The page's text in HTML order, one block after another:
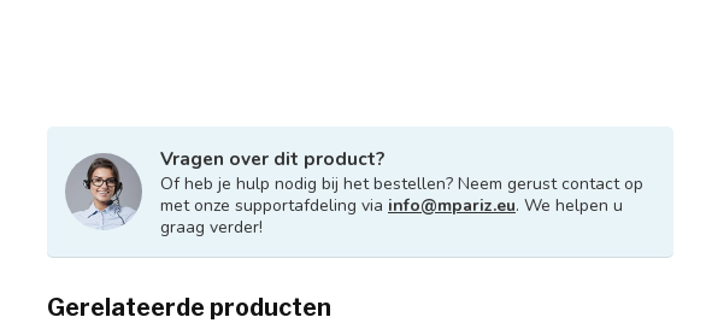
Vragen over dit product?
Of heb je hulp nodig bij het bestellen? Neem gerust contact op
met onze supportafdeling via info@mpariz.eu. We helpen u
graag verder!
Gerelateerde producten